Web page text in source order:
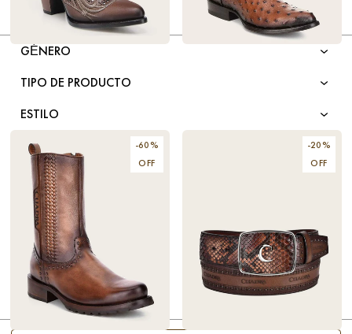
FILTRAR POR
GÉNERO
TIPO DE PRODUCTO
ESTILO
TIPO DE PUNTA
COLOR
MATERIAL
TALLA
ALTURA
TACÓN
BOTIN EN PIEL COLOR
$583.20
-60%
OFF
-20%
OFF